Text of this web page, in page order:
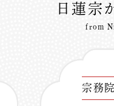
日蓮宗
from
宗務院